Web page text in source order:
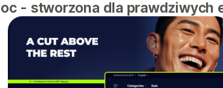
- stworzona dla prawdziwych